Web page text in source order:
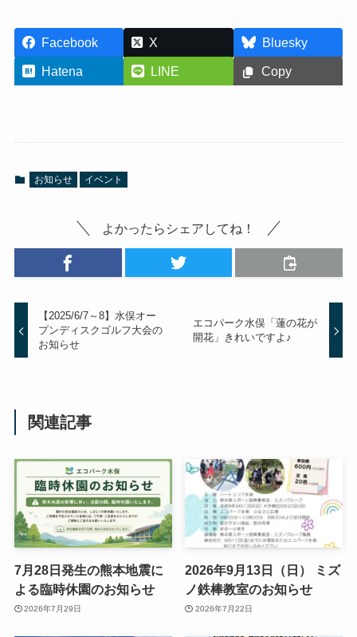
Facebook X
Bluesky
Hatena
LINE Copy
お知らせ イベント
よかったらシェアしてね！
【2025/6/7～8】水俣オー
プンディスクゴルフ大会の
お知らせ
エコパーク水俣「蓮の花が
開花」きれいですよ♪
関連記事
7月28日発生の熊本地震に
よる臨時休園のお知らせ
2026年7月29日
2026年9月13日（日） ミズ
ノ鉄棒教室のお知らせ
2026年7月22日